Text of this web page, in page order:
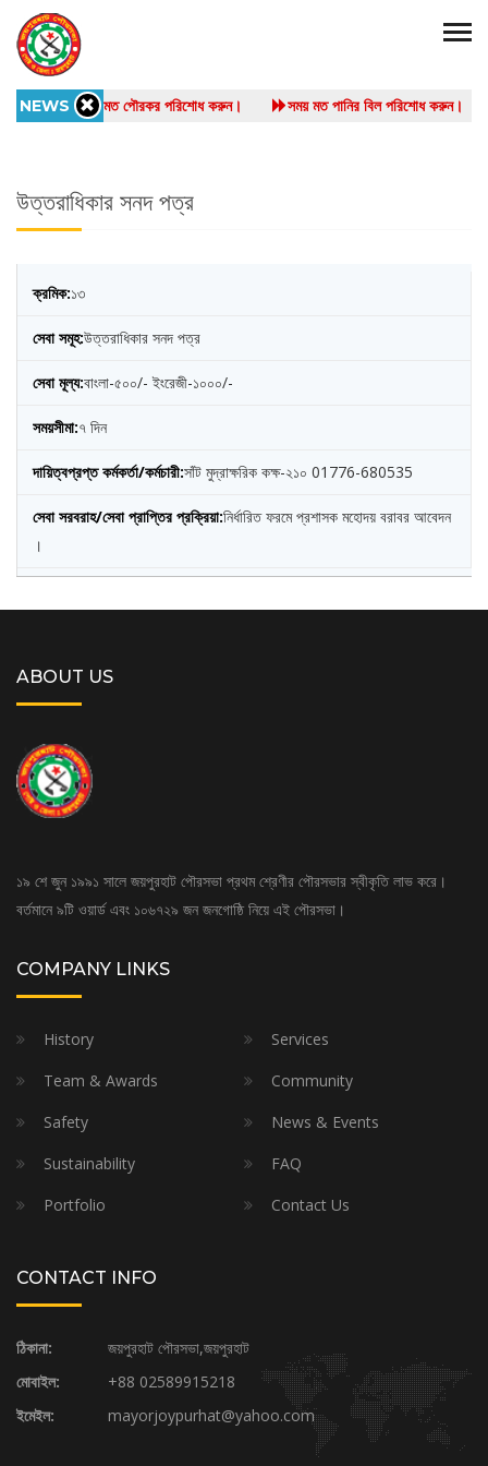
সময় মত পৌরকর পরিশোধ করুন। সময় মত পানির বিল পরিশোধ করুন।
NEWS
উত্তরাধিকার সনদ পত্র
১৩
উত্তরাধিকার সনদ পত্র
বাংলা-৫০০/- ইংরেজী-১০০০/-
৭ দিন
সাঁট মুদ্রাক্ষরিক কক্ষ-২১০ 01776-680535
নির্ধারিত ফরমে প্রশাসক মহোদয় বরাবর আবেদন
।
ABOUT US
১৯ শে জুন ১৯৯১ সালে জয়পুরহাট পৌরসভা প্রথম শ্রেণীর পৌরসভার স্বীকৃতি লাভ করে।
বর্তমানে ৯টি ওয়ার্ড এবং ১০৬৭২৯ জন জনগোষ্ঠি নিয়ে এই পৌরসভা।
COMPANY LINKS
History
Services
Team & Awards
Community
Safety
News & Events
Sustainability
FAQ
Portfolio
Contact Us
CONTACT INFO
ঠিকানা:
জয়পুরহাট পৌরসভা,জয়পুরহাট
মোবাইল:
+88 02589915218
ইমেইল:
mayorjoypurhat@yahoo.com